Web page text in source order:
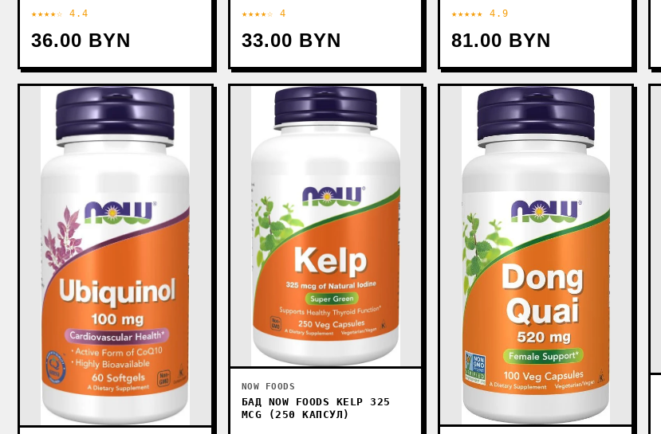
★★★★☆ 4.4
36.00 BYN
★★★★☆ 4
33.00 BYN
★★★★★ 4.9
81.00 BYN
NOW FOODS
БАД NOW FOODS KELP 325
MCG (250 КАПСУЛ)